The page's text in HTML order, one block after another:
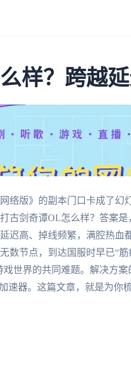
样？跨越
络版》的副本门口卡成了幻
古剑奇谭OL怎么样？答案
高、掉线频繁，满腔热血
数节点，到达国服时早已“筋
世界的共同难题。解决方
速器。这篇文章，就是为你